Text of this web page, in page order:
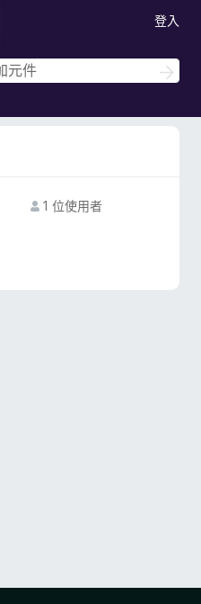
登入
搜
尋
1 位使用者